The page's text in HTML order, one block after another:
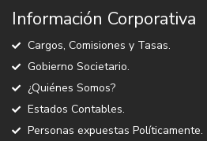
Información Corporativa
Cargos, Comisiones y Tasas.
Gobierno Societario.
¿Quiénes Somos?
Estados Contables.
Personas expuestas Políticamente.